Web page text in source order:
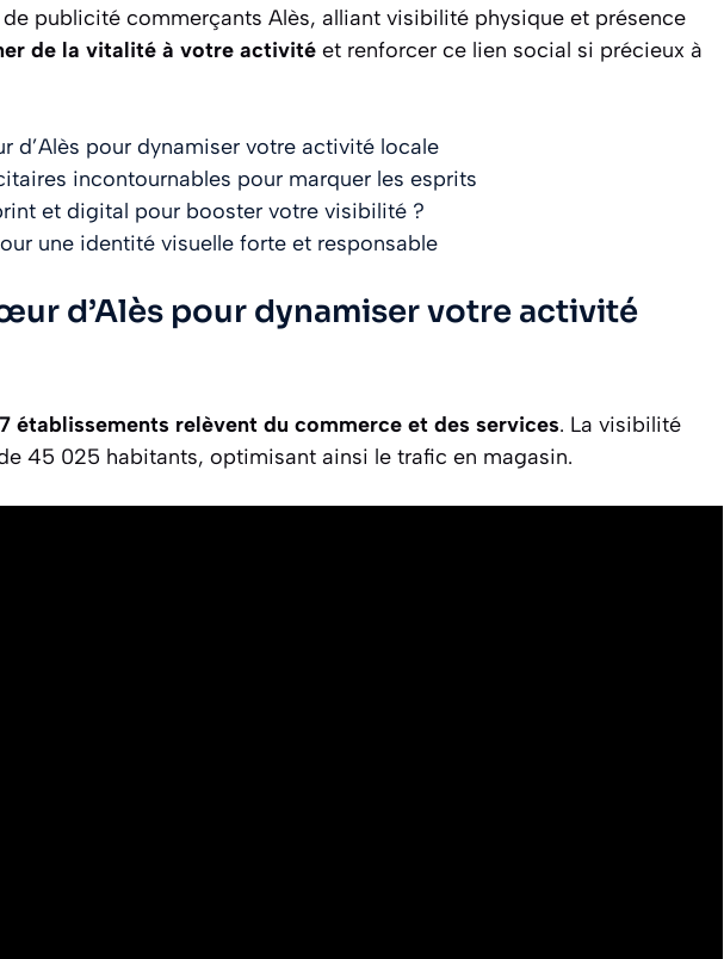
publicité commerçants Alès, alliant visibilité physique et présence
de la vitalité à votre activité et renforcer ce lien social si précieux à
d’Alès pour dynamiser votre activité locale
incontournables pour marquer les esprits
et digital pour booster votre visibilité ?
une identité visuelle forte et responsable
d’Alès pour dynamiser votre activité
établissements relèvent du commerce et des services. La visibilité
45 025 habitants, optimisant ainsi le trafic en magasin.